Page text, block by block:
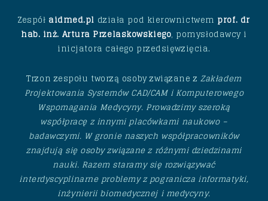
Zespół aidmed.pl działa pod kierownictwem prof. dr
hab. inż. Artura Przelaskowskiego, pomysłodawcy i
inicjatora całego przedsięwzięcia.
Trzon zespołu tworzą osoby związane zZakładem
Projektowania Systemów CAD/CAM i Komputerowego
Wspomagania Medycyny. Prowadzimy szeroką
współpracę z innymi placówkami naukowo –
badawczymi. W gronie naszych współpracowników
znajdują się osoby związane z różnymi dziedzinami
nauki. Razem staramy się rozwiązywać
interdyscyplinarne problemy z pogranicza informatyki,
inżynierii biomedycznej i medycyny.